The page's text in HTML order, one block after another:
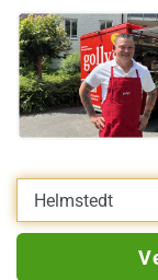
Eigene Adresse